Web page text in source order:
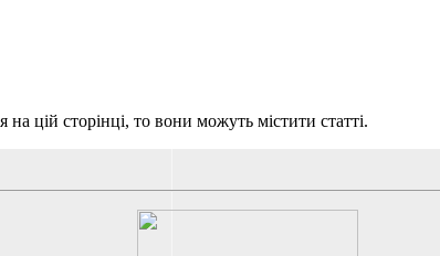
на цій сторінці, то вони можуть містити статті.